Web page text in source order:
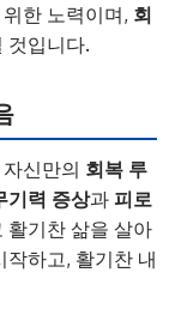
한 노력이며, 회
것입니다.
신만의 회복 루
기력 증상과 피로
활기찬 삶을 살아
하고, 활기찬 내